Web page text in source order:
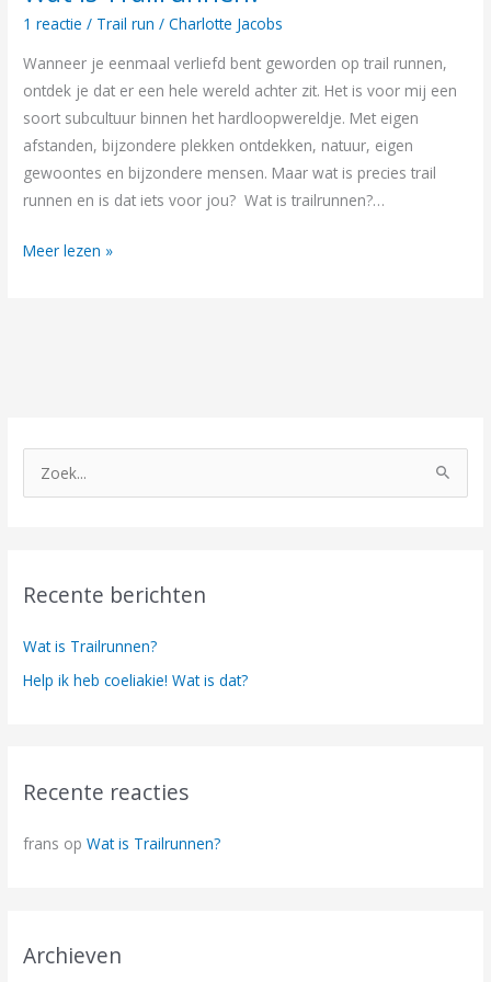
1 reactie / Trail run /Charlotte Jacobs
Wanneer je eenmaal verliefd bent geworden op trail runnen,
ontdek je dat er een hele wereld achter zit. Het is voor mij een
soort subcultuur binnen het hardloopwereldje. Met eigen
afstanden, bijzondere plekken ontdekken, natuur, eigen
gewoontes en bijzondere mensen. Maar wat is precies trail
runnen en is dat iets voor jou? Wat is trailrunnen?…
is
Meer lezen »
n
a
r
Recente berichten
Wat is Trailrunnen?
Help ik heb coeliakie! Wat is dat?
Recente reacties
frans opWat is Trailrunnen?
Archieven